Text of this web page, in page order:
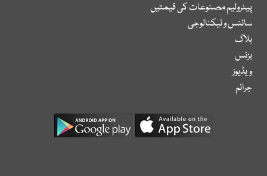
پیٹرولیم مصنوعات کی قیمتیں
سائنس و ٹیکنالوجی
بلاگ
بزنس
ویڈیوز
جرائم